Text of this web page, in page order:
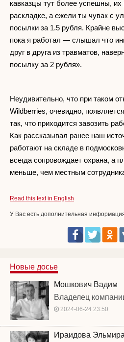
кавказцы тут более успешны, их
раскладке, а ежели ты чувак с
посылки за 1.5 рубля. Крайне
пока я работал — слышал что
друг в друга из травматов,
посылку за 2 рубля».
Неудивительно, что при таком
Wildberries, очевидно,
так, что приходится завозить
Как рассказывал ранее наш
работают на складе в
всегда сопровождает охрана, а
меньше, чем местным
Read this text in English
У Вас есть дополнительная
Новые досье
Мошкович Вадим
Владелец
2024-06-24 23:50
Ираидова Эльмира